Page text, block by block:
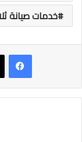
خدمات صيانة